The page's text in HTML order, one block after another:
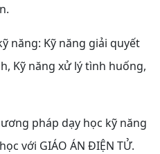
năng: Kỹ năng giải quyết
Kỹ năng xử lý tình huống,
pháp dạy học kỹ năng
với GIÁO ÁN ĐIỆN TỬ.